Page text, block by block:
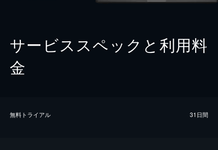
サービススペックと利用料
金
無料トライアル 31日間